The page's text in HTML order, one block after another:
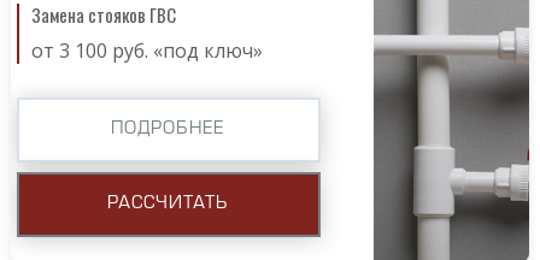
Замена стояков ГВС
от 3 100 руб. «под ключ»
ПОДРОБНЕЕ
РАССЧИТАТЬ